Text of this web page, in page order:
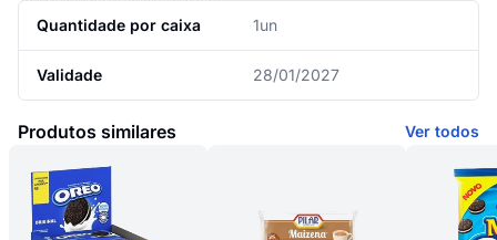
Quantidade por caixa 1un
Validade 28/01/2027
Produtos similares Ver todos